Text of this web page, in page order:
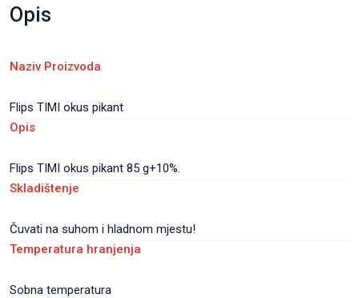
kom/karton
količina
Opis
Naziv Proizvoda
Flips TIMI okus pikant
Opis
Flips TIMI okus pikant 85 g+10%.
Skladištenje
Čuvati na suhom i hladnom mjestu!
Temperatura hranjenja
Sobna temperatura